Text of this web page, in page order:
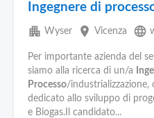
Ingegnere di
apartment Wyser place Vicenza language
Per importante azienda del
siamo alla ricerca di un/a
Processo/industrializzazione,
dedicato allo sviluppo di
e Biogas.Il candidato...